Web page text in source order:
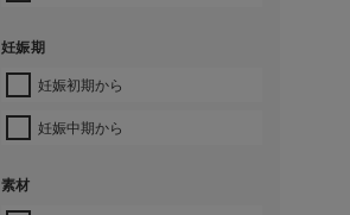
妊娠期
妊娠初期から
妊娠中期から
素材